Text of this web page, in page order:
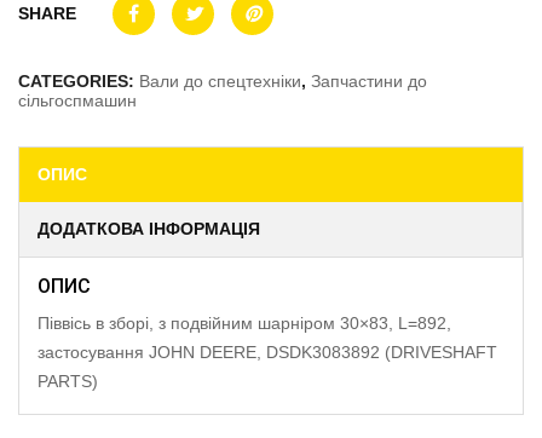
SHARE
CATEGORIES: Вали до спецтехніки, Запчастини до
сільгоспмашин
ОПИС
ДОДАТКОВА ІНФОРМАЦІЯ
ОПИС
Піввісь в зборі, з подвійним шарніром 30×83, L=892,
застосування JOHN DEERE, DSDK3083892 (DRIVESHAFT
PARTS)